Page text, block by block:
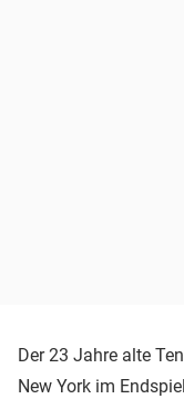
Der 23 Jahre alte
New York im